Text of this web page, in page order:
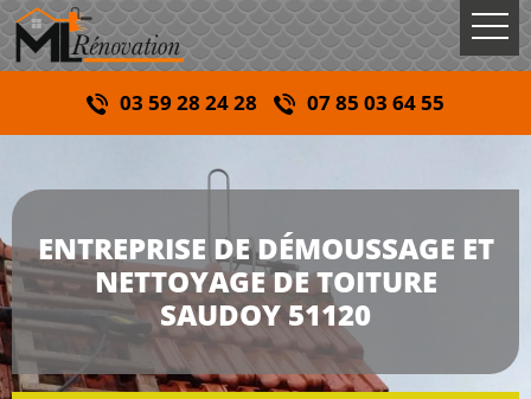
03 59 28 24 28 07 85 03 64 55
ENTREPRISE DE DÉMOUSSAGE ET
NETTOYAGE DE TOITURE
SAUDOY 51120